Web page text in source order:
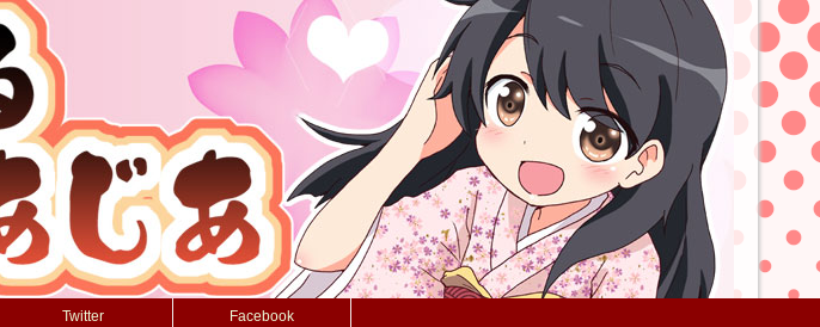
Twitter Facebook